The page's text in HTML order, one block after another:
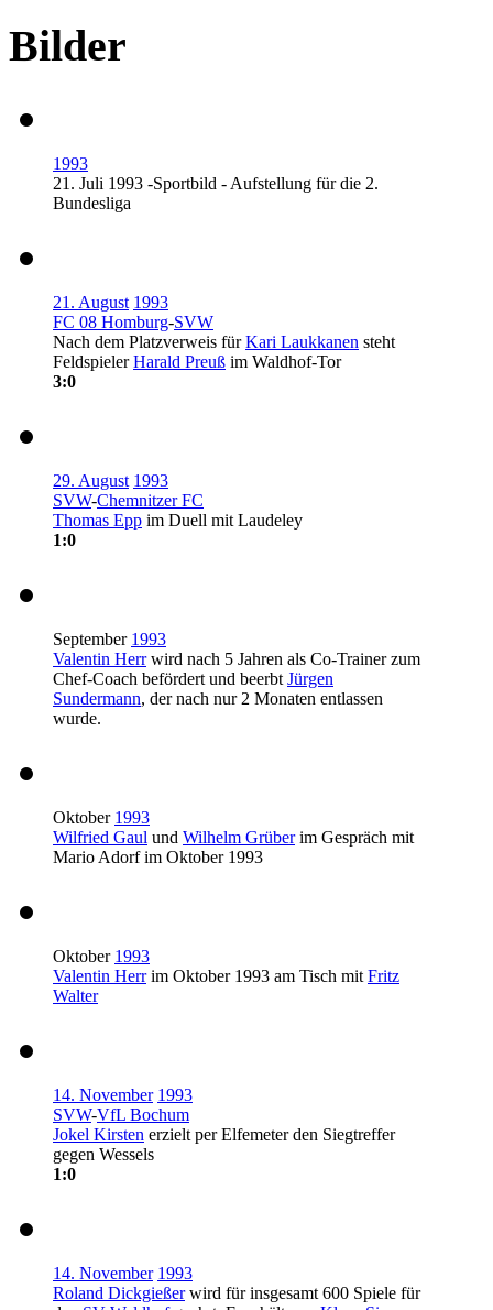
Bilder
1993
21. Juli 1993 -Sportbild - Aufstellung für die 2.
Bundesliga
21. August 1993
FC 08 Homburg-SVW
Nach dem Platzverweis fürKari Laukkanen steht
FeldspielerHarald Preuß im Waldhof-Tor
3:0
29. August 1993
SVW-Chemnitzer FC
Thomas Epp im Duell mit Laudeley
1:0
September 1993
Valentin Herrwird nach 5 Jahren als Co-Trainer zum
Chef-Coach befördert und beerbt Jürgen
Sundermann, der nach nur 2 Monaten entlassen
wurde.
Oktober 1993
Wilfried Gaul und Wilhelm Grüberim Gespräch mit
Mario Adorf im Oktober 1993
Oktober 1993
Valentin Herrim Oktober 1993 am Tisch mit Fritz
Walter
14. November 1993
SVW-VfL Bochum
Jokel Kirsten erzielt per Elfemeter den Siegtreffer
gegen Wessels
1:0
14. November 1993
Roland Dickgießerwird für insgesamt 600 Spiele für